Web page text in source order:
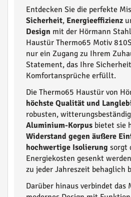
Entdecken Sie die perfekte
Sicherheit, Energieeffizienz
Design mit der Hörmann
Haustür Thermo65 Motiv
nur ein Zugang zu Ihrem
Statement, das Ihre
Komfortansprüche erfüllt.
Die Thermo65 Haustür von
höchste Qualität und
robusten,
Aluminium-Korpus bietet sie
Widerstand gegen äußere
hochwertige Isolierung sorgt
Energiekosten gesenkt
zu jeder Jahreszeit behaglich
Darüber hinaus verbindet das